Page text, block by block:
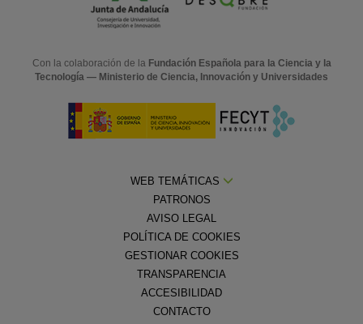
Con la colaboración de la Fundación Española para la Ciencia y la
Tecnología — Ministerio de Ciencia, Innovación y Universidades
WEB TEMÁTICAS
PATRONOS
AVISO LEGAL
POLÍTICA DE COOKIES
GESTIONAR COOKIES
TRANSPARENCIA
ACCESIBILIDAD
CONTACTO